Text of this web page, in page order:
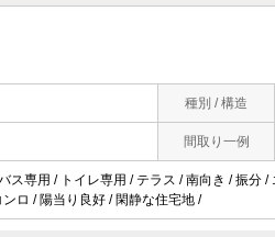
種別 / 構造
間取り一例
専用 / トイレ専用 / テラス / 南向き / 振分
ロ / 陽当り良好 / 閑静な住宅地 /